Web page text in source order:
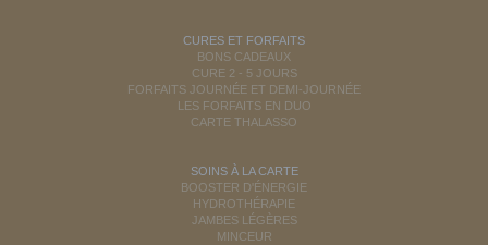
CURES ET FORFAITS
BONS CADEAUX
CURE 2 - 5 JOURS
FORFAITS JOURNÉE ET DEMI-JOURNÉE
LES FORFAITS EN DUO
CARTE THALASSO
SOINS À LA CARTE
BOOSTER D'ÉNERGIE
HYDROTHÉRAPIE
JAMBES LÉGÈRES
MINCEUR